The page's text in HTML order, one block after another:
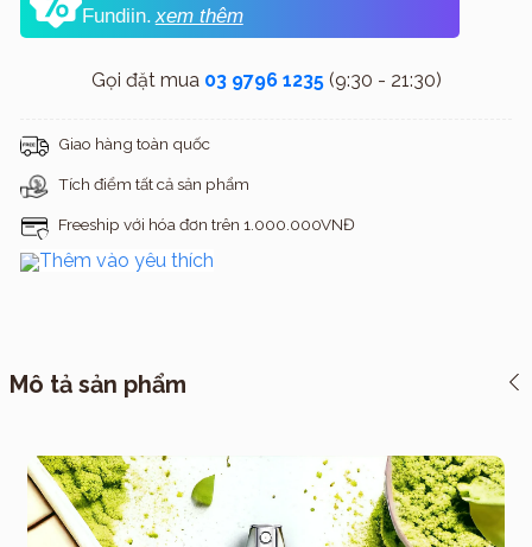
Fundiin. xem thêm
Gọi đặt mua 03 9796 1235(9:30 - 21:30)
Giao hàng toàn quốc
Tích điểm tất cả sản phẩm
Freeship với hóa đơn trên 1.000.000VNĐ
Thêm vào yêu thích
Mô tả sản phẩm